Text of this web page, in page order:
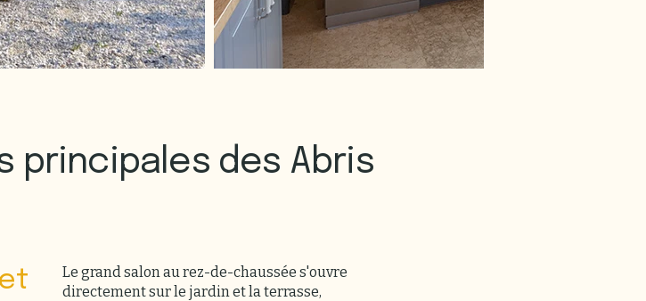
principales des Abris
Le grand salon au rez-de-chaussée s'ouvre
directement sur le jardin et la terrasse,